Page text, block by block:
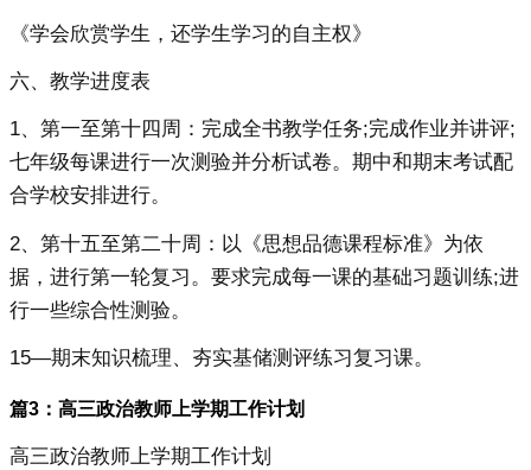
《学会欣赏学生，还学生学习的自主权》
六、教学进度表
1、第一至第十四周：完成全书教学任务;完成作业并讲评;
七年级每课进行一次测验并分析试卷。期中和期末考试配
合学校安排进行。
2、第十五至第二十周：以《思想品德课程标准》为依
据，进行第一轮复习。要求完成每一课的基础习题训练;进
行一些综合性测验。
15—期末知识梳理、夯实基储测评练习复习课。
篇3：高三政治教师上学期工作计划
高三政治教师上学期工作计划